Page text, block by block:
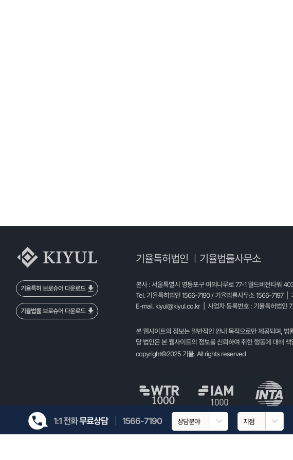
기율특허 브로슈어 다운로드
기율법률 브로슈어 다운로드
기율특허법인 기율법률사무소
본사 : 서울특별시 영등포구 여의나루로 77-1 월드비전타워
Tel. 기율특허법인 1566-7190 / 기율법률사무소 1566-
E-mail. kiyul@kiyul.co.kr| 사업자 등록번호 : 기율특허법인
본 웹사이트의 정보는 일반적인 안내 목적으로만 제공되며,
당 법인은 본 웹사이트의 정보를 신뢰하여 취한 행동에 대해
copyright©2025 기율. All rights reserved
1:1 전화무료상담 1566-7190  